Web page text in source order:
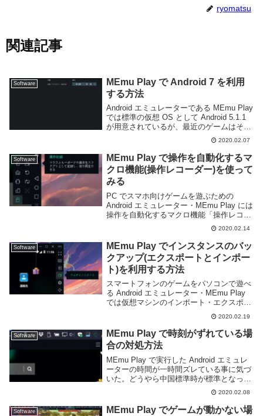
ryomatsu
関連記事
Software
MEmu Play で Android 7 を利用
する方法
Android エミュレーターである MEmu Play
では標準の仮想 OS として Android 5.1.1
が用意されているが、最近のゲームはそれ
より新しい Android を要求するものも多
く、ゲームが動作しないことがある。そう
い...
2020.02.07
Software
MEmu Play で操作を自動化するマ
クロ機能(操作レコーダー)を使って
みる
PC でスマホ向けゲームを遊ぶための
Android エミュレーター・MEmu Play には
操作を自動化するマクロ機能「操作レコー
ダー」が備わっている。繰り返し何度も行
う必要のある操作に対してかなり有効な機
能だ。このページでは操作レコーダ...
2020.02.14
Software
MEmu Play でインスタンスのバッ
クアップ(エクスポートとインポー
ト)を利用する方法
スマートフォンのゲームをパソコンで遊べ
る Android エミュレーター・MEmu Play
では仮想マシンのインポート・エクスポー
ト機能が用意されている。この機能を利用
すれば仮想マシンのバックアップを取った
り、買い替えなどで他のパソコンに...
2020.02.19
Software
MEmu Play で時刻がずれている場
合の対処方法
MEmu Play で実行した Android エミュレ
ーターの時間が一時間ズレている事に気づ
いた。どうやら中国標準時が標準となって
いるらしく、そのせいで日本時間から一時
間遅れているようだ。Android にはタイム
ゾーンを自動的に変更する...
2020.02.08
Software
MEmu Play でゲームが動かない場